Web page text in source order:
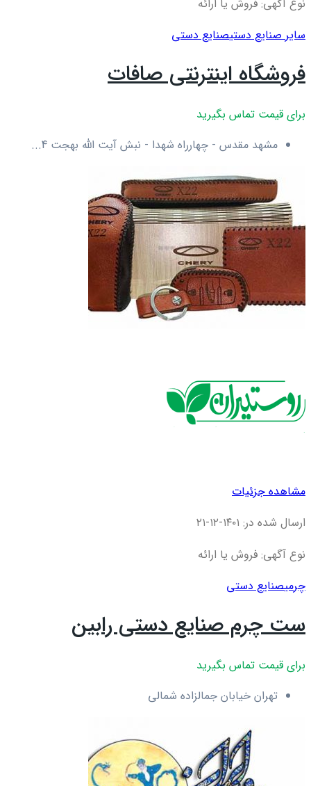
نوع آگهی: فروش یا ارائه
سایر صنایع دستیصنایع دستی
فروشگاه اینترنتی صافات
برای قیمت تماس بگیرید
مشهد مقدس - چهارراه شهدا - نبش آیت الله بهجت 4...
مشاهده جزئیات
ارسال شده در: ۱۴۰۱-۱۲-۲۱
نوع آگهی: فروش یا ارائه
چرمیصنایع دستی
ست چرم صنایع دستی رابین
برای قیمت تماس بگیرید
تهران خیابان جمالزاده شمالی